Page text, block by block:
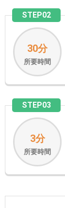
STEP02
30分
所要時間
STEP03
3分
所要時間